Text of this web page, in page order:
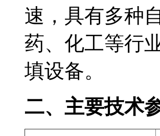
速，具有多种
药、化工等行
填设备。
二、主要技术